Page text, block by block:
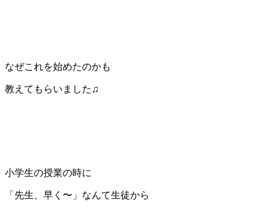
なぜこれを始めたのかも
教えてもらいました♫
小学生の授業の時に
「先生、早く〜」なんて生徒から